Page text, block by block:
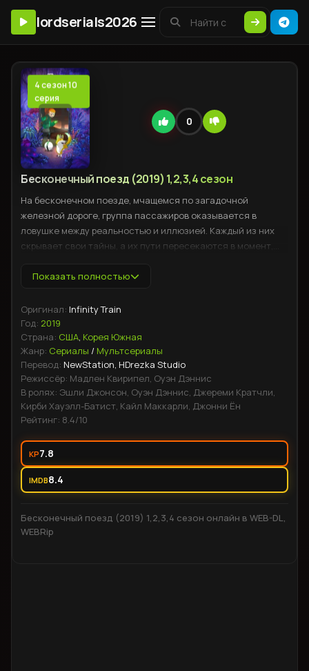
lordserials2026
4 сезон 10
серия
0
Бесконечный поезд (2019) 1,2,3,4 сезон
На бесконечном поезде, мчащемся по загадочной
железной дороге, группа пассажиров оказывается в
ловушке между реальностью и иллюзией. Каждый из них
скрывает свои тайны, а их пути пересекаются в момент,
этой замкнутой атмосфере нарастают напряжение и
угрожающие их жизни. Новая остановка приносит
неожиданные повороты, заставляя героев делать выбор,
который навсегда изменит их судьбы.
Показать полностью
Оригинал: Infinity Train
Год: 2019
Страна: США, Корея Южная
Жанр: Сериалы / Мультсериалы
Перевод: NewStation, HDrezka Studio
Режиссёр: Мадлен Квирипел, Оуэн Дэннис
В ролях: Эшли Джонсон, Оуэн Дэннис, Джереми Кратчли,
Кирби Хауэлл-Батист, Кайл Маккарли, Джонни Ён
Рейтинг: 8.4/10
KP7.8
IMDB8.4
Бесконечный поезд (2019) 1,2,3,4 сезон онлайн в WEB-DL,
WEBRip